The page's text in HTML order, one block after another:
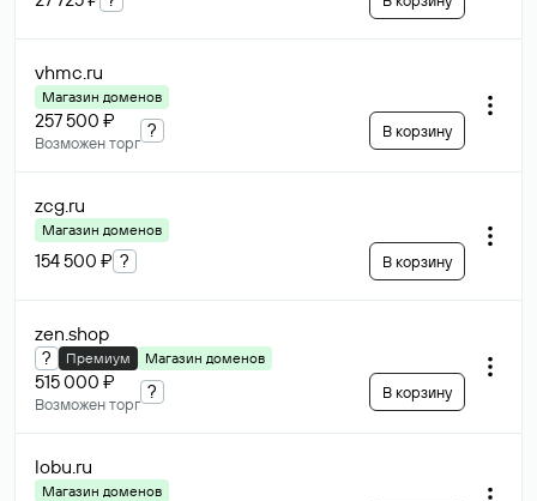
vhmc.ru
Магазин доменов
257 500 ₽
Возможен торг
? В корзину
zcg.ru
Магазин доменов
154 500 ₽ ? В корзину
zen.shop
? Премиум Магазин доменов
515 000 ₽
Возможен торг
? В корзину
lobu.ru
Магазин доменов